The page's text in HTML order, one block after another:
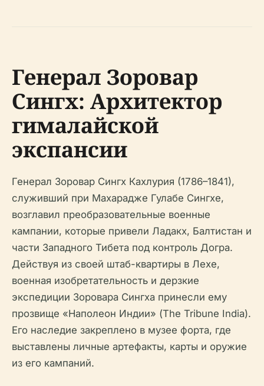
Генерал Зоровар
Сингх: Архитектор
гималайской
экспансии
Генерал Зоровар Сингх Кахлурия (1786–1841),
служивший при Махарадже Гулабе Сингхе,
возглавил преобразовательные военные
кампании, которые привели Ладакх, Балтистан и
части Западного Тибета под контроль Догра.
Действуя из своей штаб-квартиры в Лехе,
военная изобретательность и дерзкие
экспедиции Зоровара Сингха принесли ему
прозвище «Наполеон Индии» (The Tribune India).
Его наследие закреплено в музее форта, где
выставлены личные артефакты, карты и оружие
из его кампаний.